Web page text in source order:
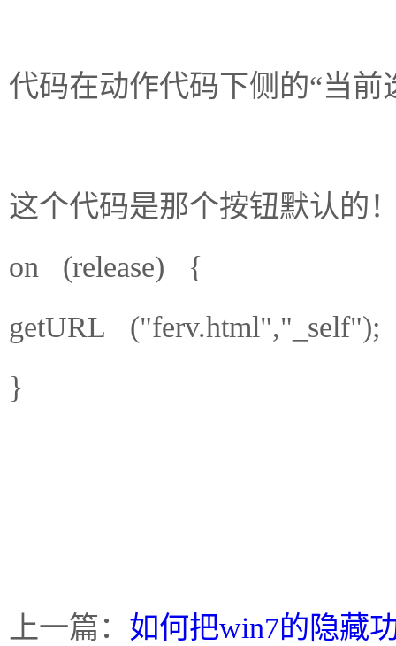
代码在动作代码下侧的“当前
这个代码是那个按钮默认的
on (release) {
getURL
}
上一篇： 如何把win7的隐藏